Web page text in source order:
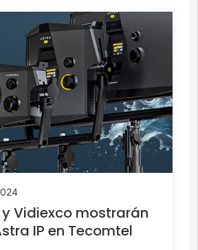
Vidiexco mostrarán
IP en Tecomtel